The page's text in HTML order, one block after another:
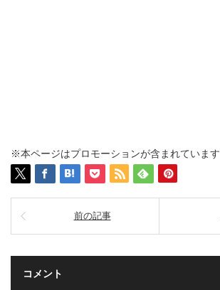
※本ページはプロモーションが含まれています
前の記事
コメント